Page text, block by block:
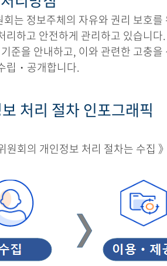
회는 정보주체의 자유와 권리 보호
리하고 안전하게 관리하고 있습니
준을 안내하고, 이와 관련한 고충
립・공개합니다.
처리 절차 인포그래픽
원회의 개인정보 처리 절차는 수집